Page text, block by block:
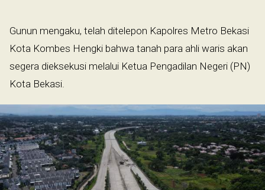
Gunun mengaku, telah ditelepon Kapolres Metro Bekasi
Kota Kombes Hengki bahwa tanah para ahli waris akan
segera dieksekusi melalui Ketua Pengadilan Negeri (PN)
Kota Bekasi.